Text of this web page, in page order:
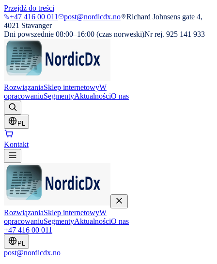
Przejdź do treści
+47 416 00 011
post@nordicdx.no
Richard Johnsens gate 4,
4021 Stavanger
Dni powszednie 08:00–16:00 (czas norweski)Nr rej. 925 141 933
RozwiązaniaSklep internetowyW
opracowaniuSegmentyAktualnościO nas
PL
Kontakt
RozwiązaniaSklep internetowyW
opracowaniuSegmentyAktualnościO nas
+47 416 00 011
PL
post@nordicdx.no